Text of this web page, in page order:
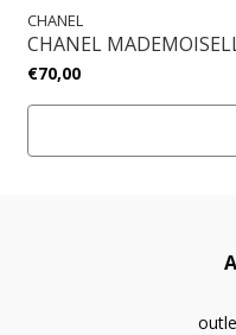
CHANEL
CHANEL
€70,00